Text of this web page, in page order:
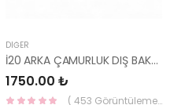
DIĞER
İ20 ARKA ÇAMURLUK DIŞ BAKALİTİ SOL 2015- ( PARLAK SİYAH ) 87360-C8000-YS
1750.00 ₺
( 453 Görüntüleme )